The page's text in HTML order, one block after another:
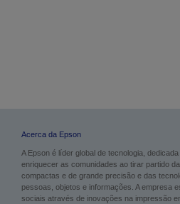
Acerca da Epson
A Epson é líder global de tecnologia,
enriquecer as comunidades ao tirar partido
compactas e de grande precisão e das
pessoas, objetos e informações. A empresa
sociais através de inovações na impressão